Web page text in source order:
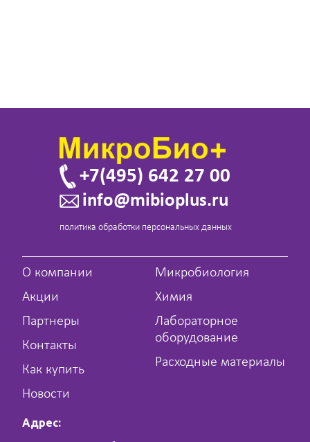
+7(495) 642 27 00
info@mibioplus.ru
политика обработки персональных данных
О компании
Акции
Партнеры
Контакты
Как купить
Новости
Микробиология
Химия
Лабораторное
оборудование
Расходные материалы
Адрес: